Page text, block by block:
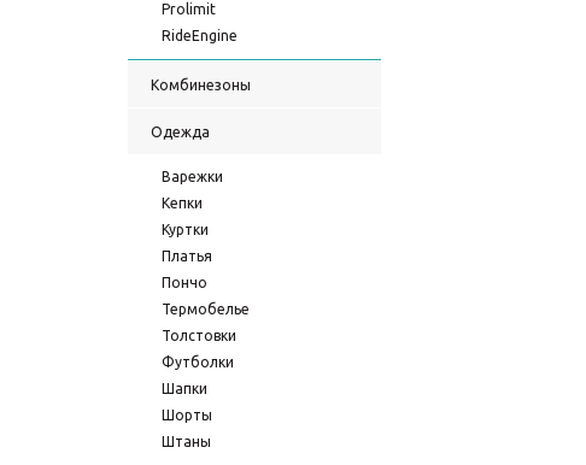
Prolimit
RideEngine
Комбинезоны
Одежда
Варежки
Кепки
Куртки
Платья
Пончо
Термобелье
Толстовки
Футболки
Шапки
Шорты
Штаны